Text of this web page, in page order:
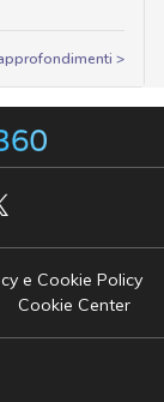
>
e Cookie Policy
Cookie Center